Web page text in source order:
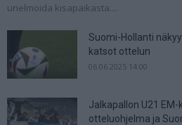
unelmoida kisapaikasta....
Suomi-Hollanti
katsot ottelun
06.06.2025 14:00
Jalkapallon U21
otteluohjelma ja